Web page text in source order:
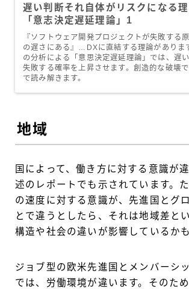
遅い判断それ自体がリスクになる
「意志決定遅延理論」1
『ソフトウェア開発プロジェクトが失敗する
の遅さにある』…DXに直結する理論がありま
の分析による「意思決定遅延理論」では、遅
失敗する確率を上昇させます。創造的な破壊
で読み解きます。
地域
国によって、働き方に対する意識が
述のレポートでも示されています。
の速度に対する意識が、先進国とグ
とで違うとしたら、それは地域差と
構造や社会の違いが影響しているか
ジョブ型の欧米先進国とメンバーシ
では、労働環境が違います。そのた